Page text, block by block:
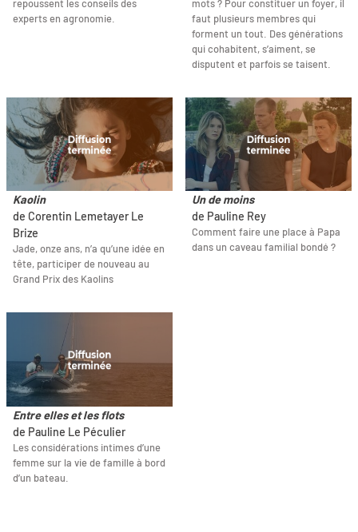
repoussent les conseils des
experts en agronomie.
mots ? Pour constituer un foyer, il
faut plusieurs membres qui
forment un tout. Des générations
qui cohabitent, s’aiment, se
disputent et parfois se taisent.
Kaolin
de Corentin Lemetayer Le
Brize
Jade, onze ans, n’a qu’une idée en
tête, participer de nouveau au
Grand Prix des Kaolins
Un de moins
de Pauline Rey
Comment faire une place à Papa
dans un caveau familial bondé ?
Entre elles et les flots
de Pauline Le Péculier
Les considérations intimes d’une
femme sur la vie de famille à bord
d’un bateau.